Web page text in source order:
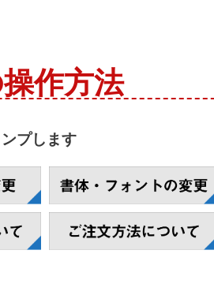
作方法
プします